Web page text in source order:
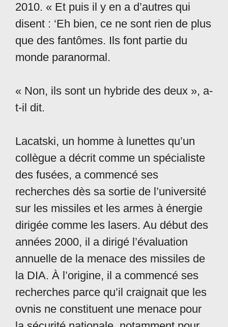
2010. « Et puis il y en a d’autres qui
disent : ‘Eh bien, ce ne sont rien de plus
que des fantômes. Ils font partie du
monde paranormal.
« Non, ils sont un hybride des deux », a-
t-il dit.
Lacatski, un homme à lunettes qu’un
collègue a décrit comme un spécialiste
des fusées, a commencé ses
recherches dès sa sortie de l’université
sur les missiles et les armes à énergie
dirigée comme les lasers. Au début des
années 2000, il a dirigé l’évaluation
annuelle de la menace des missiles de
la DIA. À l’origine, il a commencé ses
recherches parce qu’il craignait que les
ovnis ne constituent une menace pour